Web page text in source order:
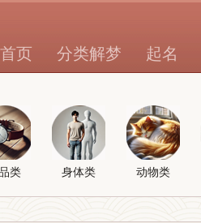
首页 分类解梦 起名
类 身体类 动物类